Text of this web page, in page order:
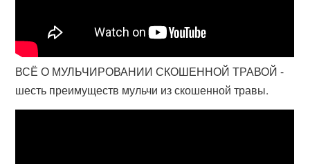
ВСЁ О МУЛЬЧИРОВАНИИ СКОШЕННОЙ ТРАВОЙ -
шесть преимуществ мульчи из скошенной травы.